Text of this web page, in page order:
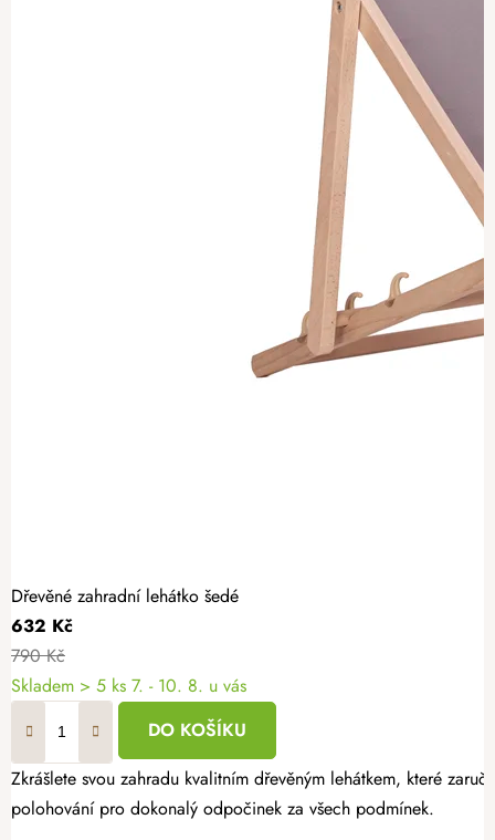
Dřevěné zahradní lehátko šedé
632 Kč
790 Kč
Skladem > 5 ks 7. - 10. 8. u vás
DO KOŠÍKU
Zkrášlete svou zahradu kvalitním dřevěným lehátkem, které
polohování pro dokonalý odpočinek za všech podmínek.